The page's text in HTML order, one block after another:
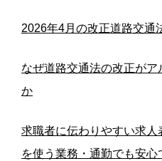
2026年4月の改正道路交通
なぜ道路交通法の改正が
か
求職者に伝わりやすい求
を使う業務・通勤でも安